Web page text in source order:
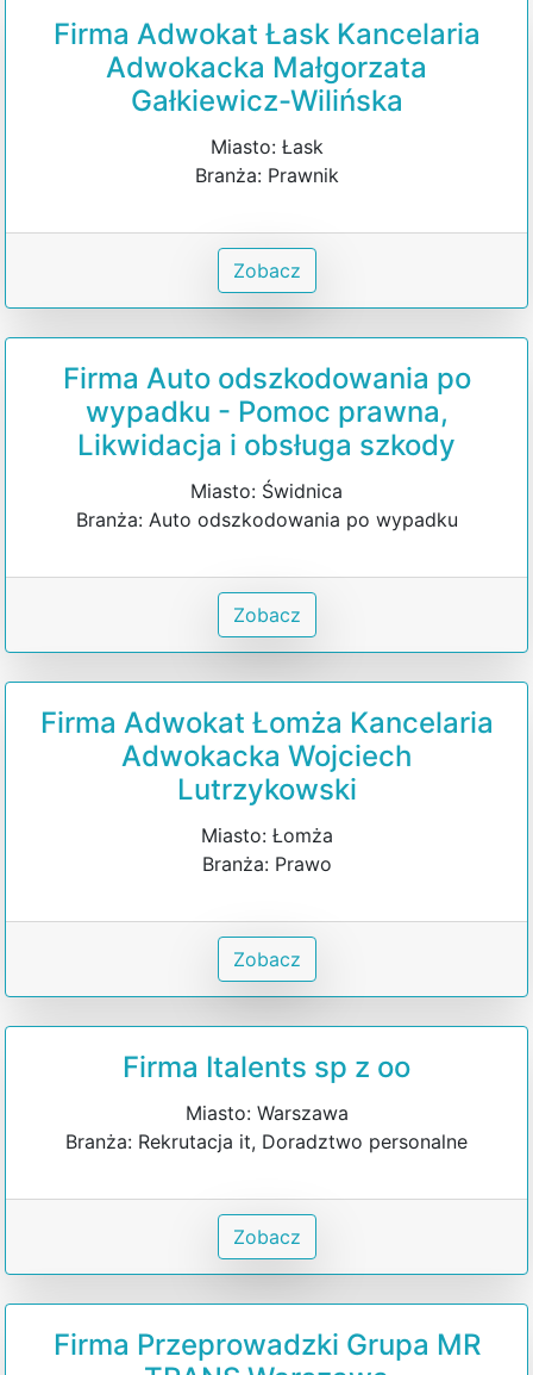
Firma Adwokat Łask Kancelaria
Adwokacka Małgorzata
Gałkiewicz-Wilińska
Miasto: Łask
Branża: Prawnik
Zobacz
Firma Auto odszkodowania po
wypadku - Pomoc prawna,
Likwidacja i obsługa szkody
Miasto: Świdnica
Branża: Auto odszkodowania po wypadku
Zobacz
Firma Adwokat Łomża Kancelaria
Adwokacka Wojciech
Lutrzykowski
Miasto: Łomża
Branża: Prawo
Zobacz
Firma Italents sp z oo
Miasto: Warszawa
Branża: Rekrutacja it, Doradztwo personalne
Zobacz
Firma Przeprowadzki Grupa MR